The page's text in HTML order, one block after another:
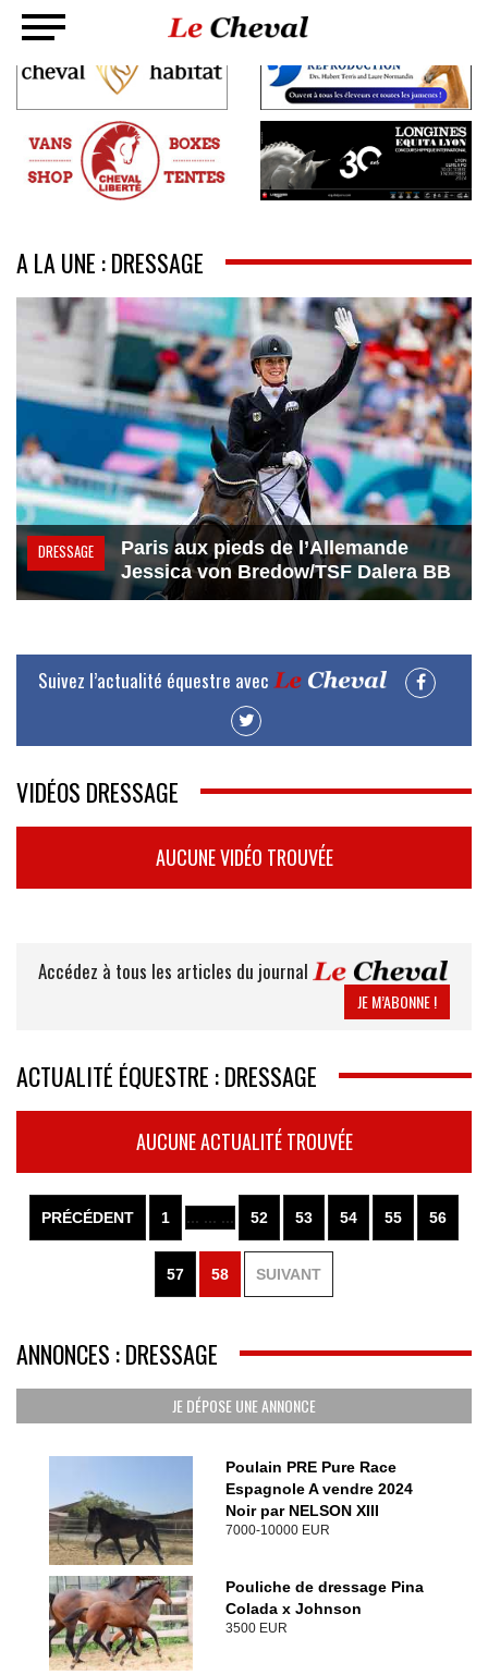
A LA UNE : DRESSAGE
DRESSAGE
Paris aux pieds de l’Allemande
Jessica von Bredow/TSF Dalera BB
Suivez l’actualité équestre avec
VIDÉOS DRESSAGE
AUCUNE VIDÉO TROUVÉE
Accédez à tous les articles du journal
JE M’ABONNE !
ACTUALITÉ ÉQUESTRE : DRESSAGE
AUCUNE ACTUALITÉ TROUVÉE
PRÉCÉDENT 1 ... ... ... 52 53 54 55 56
57 58 SUIVANT
ANNONCES : DRESSAGE
JE DÉPOSE UNE ANNONCE
Poulain PRE Pure Race
Espagnole A vendre 2024
Noir par NELSON XIII
7000-10000 EUR
Pouliche de dressage Pina
Colada x Johnson
3500 EUR